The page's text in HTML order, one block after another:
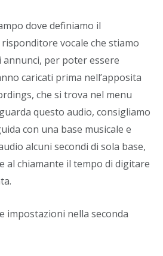
dove definiamo il
vocale che stiamo
annunci, per poter essere
caricati prima nell’apposita
che si trova nel menu
questo audio, consigliamo
con una base musicale e
alcuni secondi di sola base,
al chiamante il tempo di digitare
impostazioni nella seconda